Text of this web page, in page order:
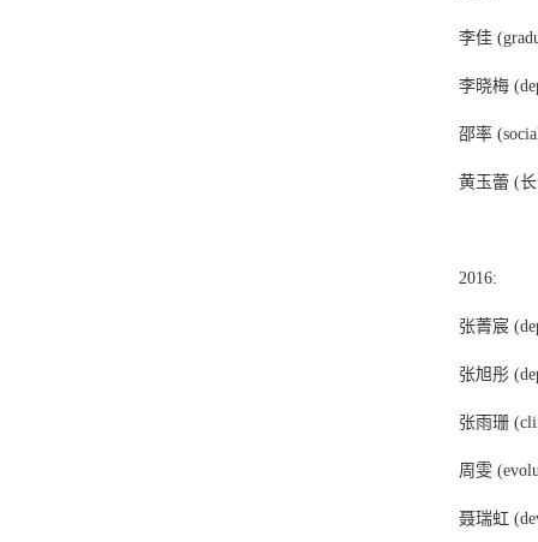
李佳
李晓梅
邵率
黄玉蕾 (
2016:
张菁宸
张旭彤
张雨珊
周雯
聂瑞虹